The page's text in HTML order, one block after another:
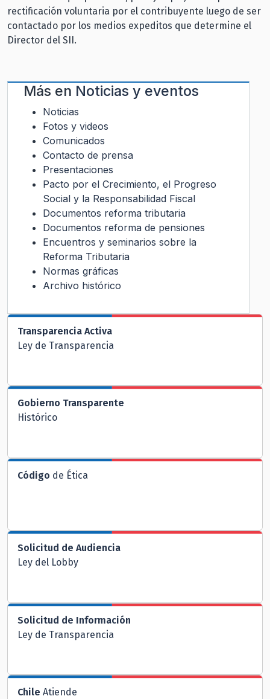
rectificación voluntaria por el contribuyente luego de ser
contactado por los medios expeditos que determine el
Director del SII.
Más en Noticias y eventos
Noticias
Fotos y videos
Comunicados
Contacto de prensa
Presentaciones
Pacto por el Crecimiento, el Progreso
Social y la Responsabilidad Fiscal
Documentos reforma tributaria
Documentos reforma de pensiones
Encuentros y seminarios sobre la
Reforma Tributaria
Normas gráficas
Archivo histórico
Transparencia Activa
Ley de Transparencia
Gobierno Transparente
Histórico
Código de Ética
Solicitud de Audiencia
Ley del Lobby
Solicitud de Información
Ley de Transparencia
Chile Atiende